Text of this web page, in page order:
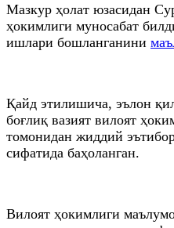
Мазкур ҳолат юзасидан
ҳокимлиги муносабат
ишлари бошланганини
Қайд этилишича, эълон
боғлиқ вазият вилоят
томонидан жиддий
сифатида баҳоланган.
Вилоят ҳокимлиги